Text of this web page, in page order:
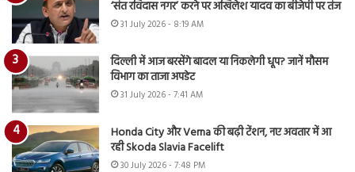
‘संत रविदास नगर’ करने पर अखिलेश यादव का बीजेपी पर तंज
31 July 2026 - 8:19 AM
दिल्ली में आज बरसेंगे बादल या निकलेगी धूप? जानें मौसम
विभाग का ताजा अपडेट
31 July 2026 - 7:41 AM
Honda City और Verna की बढ़ी टेंशन, नए अवतार में आ
रही Skoda Slavia Facelift
30 July 2026 - 7:48 PM